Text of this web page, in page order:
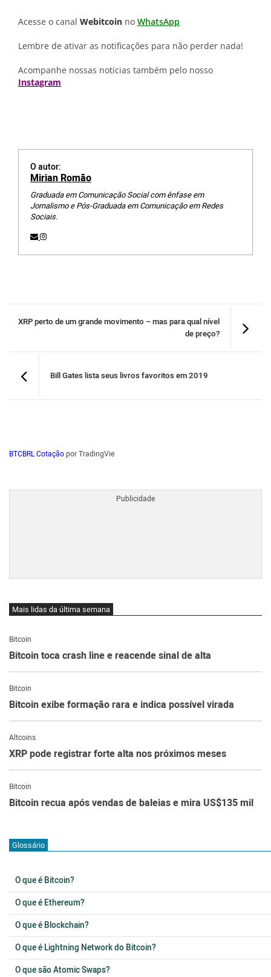
Acesse o canal Webitcoin no WhatsApp
Lembre de ativar as notificações para não perder nada!
Acompanhe nossas notícias também pelo nosso
Instagram
O autor:
Mirian Romão
Graduada em Comunicação Social com ênfase em
Jornalismo e Pós-Graduada em Comunicação em Redes
Sociais.
XRP perto de um grande movimento – mas para qual nível
de preço?
Bill Gates lista seus livros favoritos em 2019
BTCBRL Cotaçãopor TradingVie
Mais lidas da última semana
Bitcoin
Bitcoin toca crash line e reacende sinal de alta
Bitcoin
Bitcoin exibe formação rara e indica possível virada
Altcoins
XRP pode registrar forte alta nos próximos meses
Bitcoin
Bitcoin recua após vendas de baleias e mira US$135 mil
Glossário
O que é Bitcoin?
O que é Ethereum?
O que é Blockchain?
O que é Lightning Network do Bitcoin?
O que são Atomic Swaps?